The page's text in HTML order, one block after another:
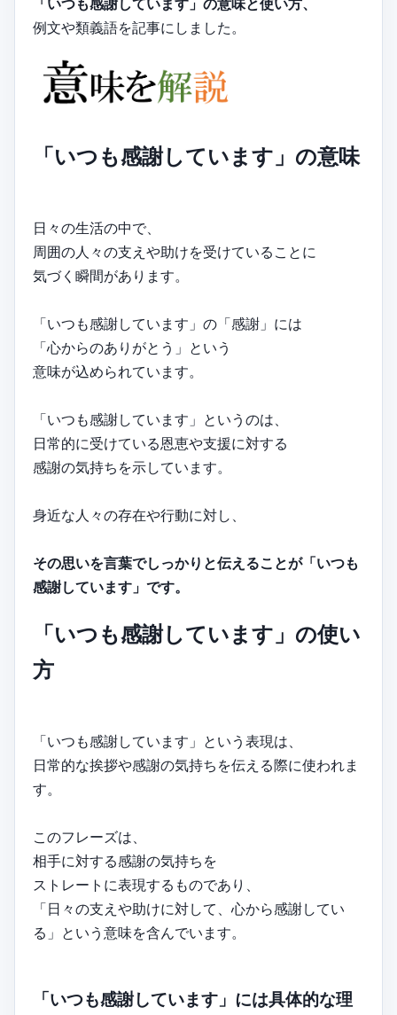
「いつも感謝しています」の意味と使い方、
例文や類義語を記事にしました。
「いつも感謝しています」の意味
日々の生活の中で、
周囲の人々の支えや助けを受けていることに
気づく瞬間があります。
「いつも感謝しています」の「感謝」には
「心からのありがとう」という
意味が込められています。
「いつも感謝しています」というのは、
日常的に受けている恩恵や支援に対する
感謝の気持ちを示しています。
身近な人々の存在や行動に対し、
その思いを言葉でしっかりと伝えることが「いつも
感謝しています」です。
「いつも感謝しています」の使い
方
「いつも感謝しています」という表現は、
日常的な挨拶や感謝の気持ちを伝える際に使われま
す。
このフレーズは、
相手に対する感謝の気持ちを
ストレートに表現するものであり、
「日々の支えや助けに対して、心から感謝してい
る」という意味を含んでいます。
「いつも感謝しています」には具体的な理